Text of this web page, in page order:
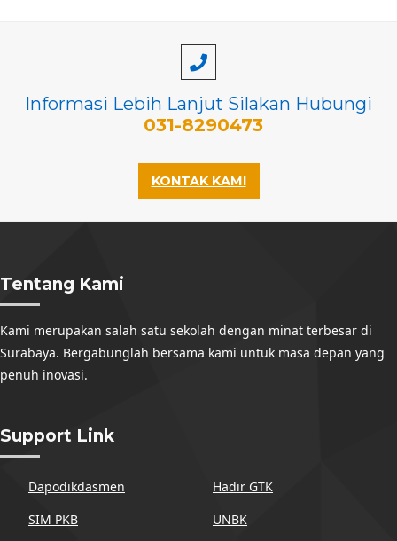
Informasi Lebih Lanjut Silakan Hubungi
031-8290473
KONTAK KAMI
Tentang Kami
Kami merupakan salah satu sekolah dengan minat terbesar di
Surabaya. Bergabunglah bersama kami untuk masa depan yang
penuh inovasi.
Support Link
Dapodikdasmen
Hadir GTK
SIM PKB
UNBK